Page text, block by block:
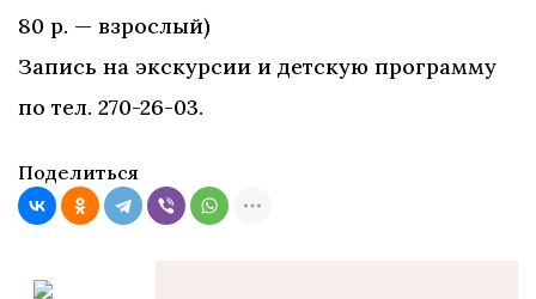
80 р. — взрослый)
Запись на экскурсии и детскую программу
по тел. 270-26-03.
Поделиться